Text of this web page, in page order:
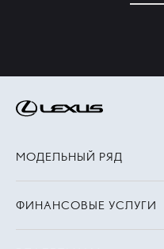
МОДЕЛЬНЫЙ РЯД
ФИНАНСОВЫЕ УСЛУГИ